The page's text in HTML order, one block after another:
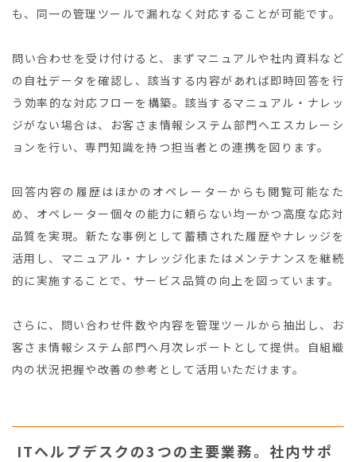
も、同一の管理ツールで漏れなく対応することが可能です。
問い合わせを受け付けると、まずマニュアルや社内資料など
の自社データを確認し、該当する内容があれば即時回答を行
う効率的な対応フローを構築。該当するマニュアル・ナレッ
ジがない場合は、お客さま情報システム部門へエスカレーシ
ョンを行い、専門知識を持つ担当者との連携を図ります。
回答内容の履歴はほかのオペレーターからも閲覧可能なた
め、オペレーター個々の能力に頼らない均一かつ高度な応対
品質を実現。新たな事例として蓄積された履歴やナレッジを
活用し、マニュアル・ナレッジ化またはメンテナンスを継続
的に実施することで、サービス品質の向上を図っています。
さらに、問い合わせ件数や内容を管理ツールから抽出し、お
客さま情報システム部門へ月次レポートとして提供。自組織
内の状況把握や改善の参考として活用いただけます。
ITヘルプデスクの3つの主要業務。社内サポ